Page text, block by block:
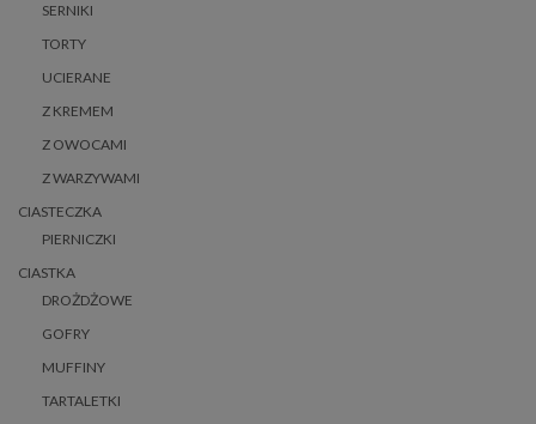
SERNIKI
TORTY
UCIERANE
Z KREMEM
Z OWOCAMI
Z WARZYWAMI
CIASTECZKA
PIERNICZKI
CIASTKA
DROŻDŻOWE
GOFRY
MUFFINY
TARTALETKI